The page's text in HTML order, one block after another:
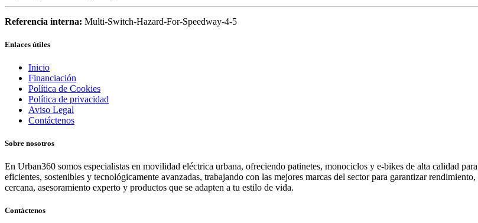
Referencia interna: Multi-Switch-Hazard-For-Speedway-4-5
Enlaces útiles
Inicio
Financiación
Política de Cookies
Política de privacidad
Aviso Legal
Contáctenos
Sobre nosotros
En Urban360 somos especialistas en movilidad eléctrica urbana, ofreciendo patinetes, monociclos y e-bikes de alta calidad
eficientes, sostenibles y tecnológicamente avanzadas, trabajando con las mejores marcas del sector para garantizar
cercana, asesoramiento experto y productos que se adapten a tu estilo de vida.
Contáctenos